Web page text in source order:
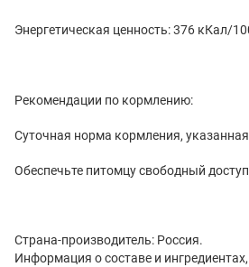
Энергетическая ценность: 376 кКал/
Рекомендации по кормлению:
Суточная норма кормления,
Обеспечьте питомцу свободный
Страна-производитель: Россия.
Информация о составе и